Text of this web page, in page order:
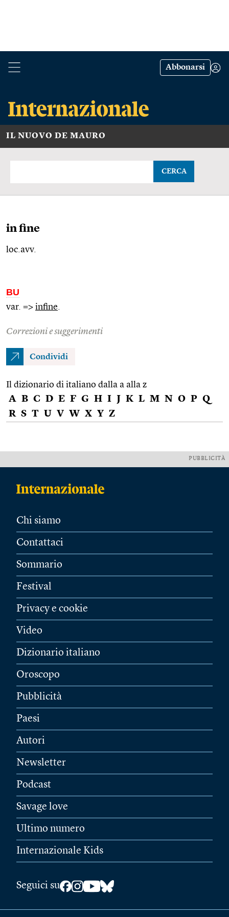
Abbonarsi
IL NUOVO DE MAURO
CERCA
in fine
loc.avv.
BU
var. => infine
Correzioni e suggerimenti
Condividi
Il dizionario di italiano dalla a alla z
A B C D E F G H I J K L M N O P Q
R S T U V W X Y Z
PUBBLICITÀ
Chi siamo
Contattaci
Sommario
Festival
Privacy e cookie
Video
Dizionario italiano
Oroscopo
Pubblicità
Paesi
Autori
Newsletter
Podcast
Savage love
Ultimo numero
Internazionale Kids
Seguici su